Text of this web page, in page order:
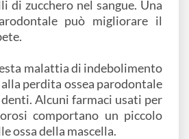
di zucchero nel sangue. Una
può migliorare il
malattia di indebolimento
perdita ossea parodontale
Alcuni farmaci usati per
comportano un piccolo
ossa della mascella.